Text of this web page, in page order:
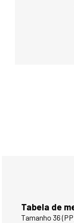
Tabela de
Tamanho 36